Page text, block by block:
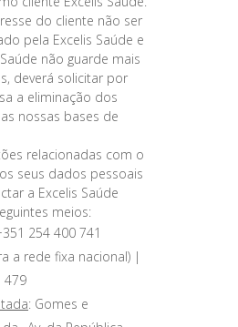
do cliente não ser
pela Excelis Saúde e
não guarde mais
deverá solicitar por
a eliminação dos
nossas bases de
relacionadas com o
seus dados pessoais
a Excelis Saúde
meios:
254 400 741
a rede fixa nacional) |
479
: Gomes e